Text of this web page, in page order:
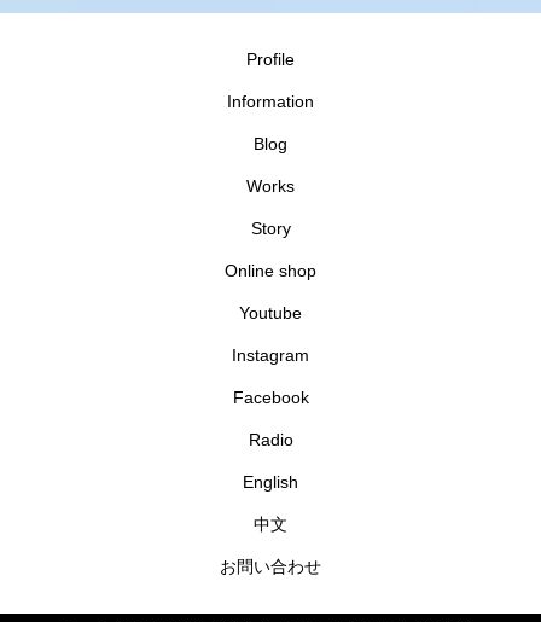
Profile
Information
Blog
Works
Story
Online shop
Youtube
Instagram
Facebook
Radio
English
中文
お問い合わせ